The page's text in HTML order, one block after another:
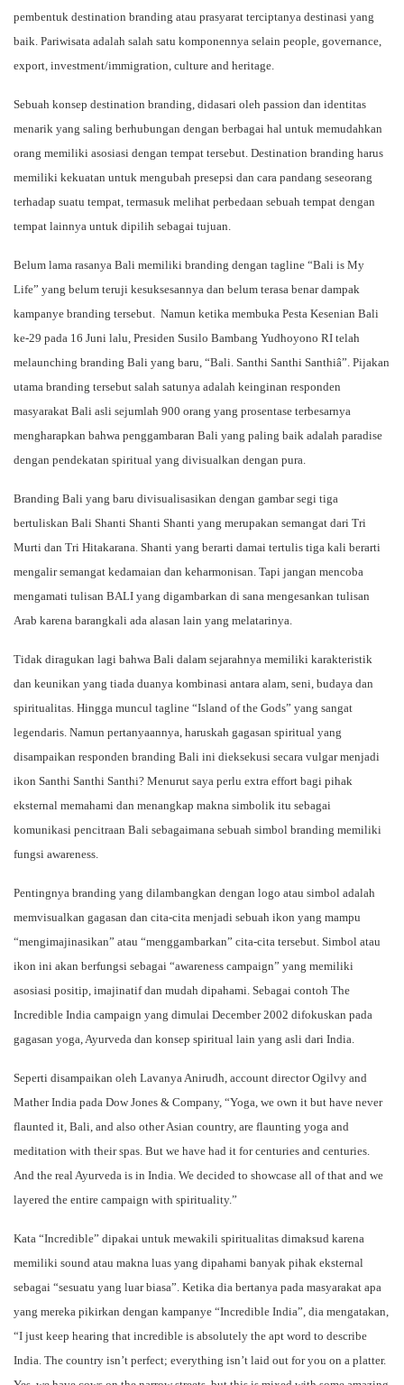
pembentuk destination branding atau prasyarat terciptanya destinasi yang
baik. Pariwisata adalah salah satu komponennya selain people, governance,
export, investment/immigration, culture and heritage.
Sebuah konsep destination branding, didasari oleh passion dan identitas
menarik yang saling berhubungan dengan berbagai hal untuk memudahkan
orang memiliki asosiasi dengan tempat tersebut. Destination branding harus
memiliki kekuatan untuk mengubah presepsi dan cara pandang seseorang
terhadap suatu tempat, termasuk melihat perbedaan sebuah tempat dengan
tempat lainnya untuk dipilih sebagai tujuan.
Belum lama rasanya Bali memiliki branding dengan tagline “Bali is My
Life” yang belum teruji kesuksesannya dan belum terasa benar dampak
kampanye branding tersebut. Namun ketika membuka Pesta Kesenian Bali
ke-29 pada 16 Juni lalu, Presiden Susilo Bambang Yudhoyono RI telah
melaunching branding Bali yang baru, “Bali. Santhi Santhi Santhiâ”. Pijakan
utama branding tersebut salah satunya adalah keinginan responden
masyarakat Bali asli sejumlah 900 orang yang prosentase terbesarnya
mengharapkan bahwa penggambaran Bali yang paling baik adalah paradise
dengan pendekatan spiritual yang divisualkan dengan pura.
Branding Bali yang baru divisualisasikan dengan gambar segi tiga
bertuliskan Bali Shanti Shanti Shanti yang merupakan semangat dari Tri
Murti dan Tri Hitakarana. Shanti yang berarti damai tertulis tiga kali berarti
mengalir semangat kedamaian dan keharmonisan. Tapi jangan mencoba
mengamati tulisan BALI yang digambarkan di sana mengesankan tulisan
Arab karena barangkali ada alasan lain yang melatarinya.
Tidak diragukan lagi bahwa Bali dalam sejarahnya memiliki karakteristik
dan keunikan yang tiada duanya kombinasi antara alam, seni, budaya dan
spiritualitas. Hingga muncul tagline “Island of the Gods” yang sangat
legendaris. Namun pertanyaannya, haruskah gagasan spiritual yang
disampaikan responden branding Bali ini dieksekusi secara vulgar menjadi
ikon Santhi Santhi Santhi? Menurut saya perlu extra effort bagi pihak
eksternal memahami dan menangkap makna simbolik itu sebagai
komunikasi pencitraan Bali sebagaimana sebuah simbol branding memiliki
fungsi awareness.
Pentingnya branding yang dilambangkan dengan logo atau simbol adalah
memvisualkan gagasan dan cita-cita menjadi sebuah ikon yang mampu
“mengimajinasikan” atau “menggambarkan” cita-cita tersebut. Simbol atau
ikon ini akan berfungsi sebagai “awareness campaign” yang memiliki
asosiasi positip, imajinatif dan mudah dipahami. Sebagai contoh The
Incredible India campaign yang dimulai December 2002 difokuskan pada
gagasan yoga, Ayurveda dan konsep spiritual lain yang asli dari India.
Seperti disampaikan oleh Lavanya Anirudh, account director Ogilvy and
Mather India pada Dow Jones & Company, “Yoga, we own it but have never
flaunted it, Bali, and also other Asian country, are flaunting yoga and
meditation with their spas. But we have had it for centuries and centuries.
And the real Ayurveda is in India. We decided to showcase all of that and we
layered the entire campaign with spirituality.”
Kata “Incredible” dipakai untuk mewakili spiritualitas dimaksud karena
memiliki sound atau makna luas yang dipahami banyak pihak eksternal
sebagai “sesuatu yang luar biasa”. Ketika dia bertanya pada masyarakat apa
yang mereka pikirkan dengan kampanye “Incredible India”, dia mengatakan,
“I just keep hearing that incredible is absolutely the apt word to describe
India. The country isn’t perfect; everything isn’t laid out for you on a platter.